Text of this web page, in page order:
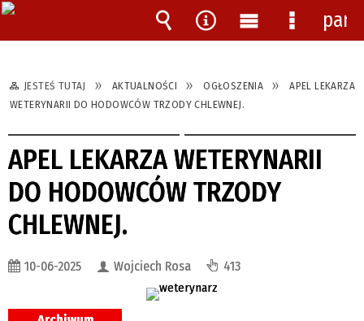
JESTEŚ TUTAJ AKTUALNOŚCI OGŁOSZENIA
APEL LEKARZA
WETERYNARII DO HODOWCÓW TRZODY CHLEWNEJ.
APEL LEKARZA WETERYNARII
DO HODOWCÓW TRZODY
CHLEWNEJ.
10-06-2025 Wojciech Rosa 413
Wyszukiwarka
Narzędzia
MenuMenu